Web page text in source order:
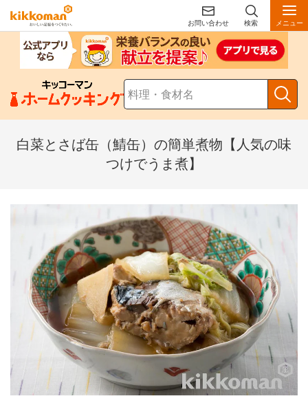
お問い合わせ 検索 メニュー
白菜とさば缶（鯖缶）の簡単煮物【人気の味
つけでうま煮】